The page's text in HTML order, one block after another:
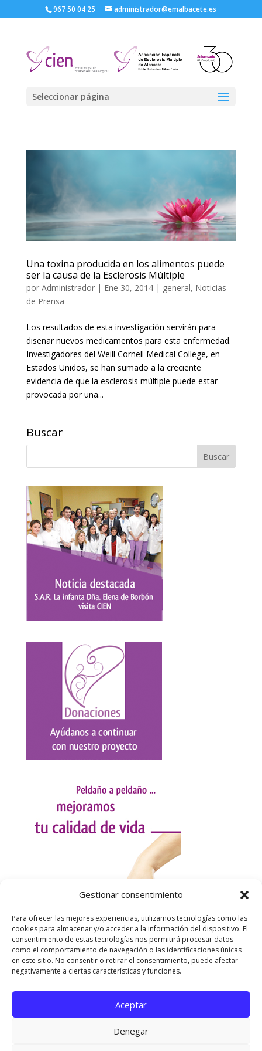
Gestionar consentimiento
Para ofrecer las mejores experiencias, utilizamos tecnologías como las
cookies para almacenar y/o acceder a la información del dispositivo. El
consentimiento de estas tecnologías nos permitirá procesar datos
como el comportamiento de navegación o las identificaciones únicas
en este sitio. No consentir o retirar el consentimiento, puede afectar
negativamente a ciertas características y funciones.
Aceptar
Denegar
967 50 04 25 administrador@emalbacete.es
Seleccionar página
Una toxina producida en los alimentos puede
ser la causa de la Esclerosis Múltiple
por Administrador| Ene 30, 2014| general, Noticias
de Prensa
Los resultados de esta investigación servirán para
diseñar nuevos medicamentos para esta enfermedad.
Investigadores del Weill Cornell Medical College, en
Estados Unidos, se han sumado a la creciente
evidencia de que la esclerosis múltiple puede estar
provocada por una...
Buscar
Utilizamos cookies para ofrecerte la mejor experiencia en
Puedes aprender más sobre qué cookies utilizamos o